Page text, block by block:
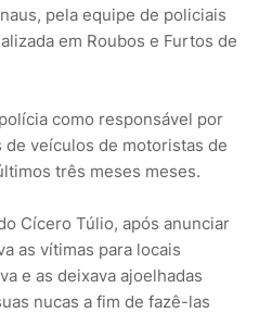
pela equipe de policiais
em Roubos e Furtos de
como responsável por
veículos de motoristas de
três meses meses.
Cícero Túlio, após anunciar
as vítimas para locais
e as deixava ajoelhadas
nucas a fim de fazê-las